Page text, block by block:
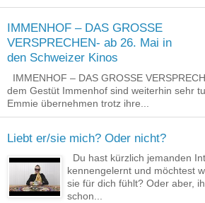
IMMENHOF – DAS GROSSE
VERSPRECHEN- ab 26. Mai in
den Schweizer Kinos
IMMENHOF – DAS GROSSE
dem Gestüt Immenhof sind weiterhin sehr
Emmie übernehmen trotz ihre...
Liebt er/sie mich? Oder nicht?
Du hast kürzlich jemanden
kennengelernt und möchtest
sie für dich fühlt? Oder aber,
schon...